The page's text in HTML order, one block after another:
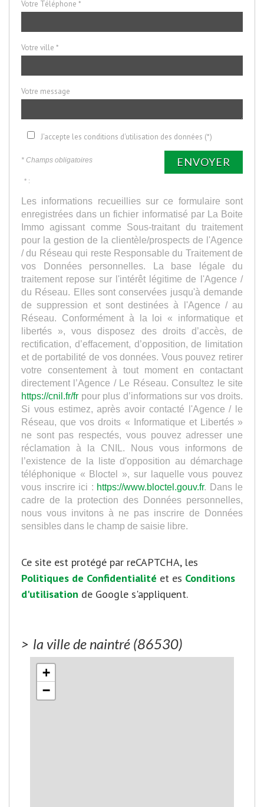
Votre Téléphone *
Votre ville *
Votre message
J'accepte les conditions d'utilisation des données (*)
* Champs obligatoires ENVOYER
* :
Les informations recueillies sur ce formulaire sont
enregistrées dans un fichier informatisé par La Boite
Immo agissant comme Sous-traitant du traitement
pour la gestion de la clientèle/prospects de l'Agence
/ du Réseau qui reste Responsable du Traitement de
vos Données personnelles. La base légale du
traitement repose sur l'intérêt légitime de l'Agence /
du Réseau. Elles sont conservées jusqu'à demande
de suppression et sont destinées à l'Agence / au
Réseau. Conformément à la loi « informatique et
libertés », vous disposez des droits d’accès, de
rectification, d’effacement, d’opposition, de limitation
et de portabilité de vos données. Vous pouvez retirer
votre consentement à tout moment en contactant
directement l’Agence / Le Réseau. Consultez le site
https://cnil.fr/fr pour plus d’informations sur vos droits.
Si vous estimez, après avoir contacté l'Agence / le
Réseau, que vos droits « Informatique et Libertés »
ne sont pas respectés, vous pouvez adresser une
réclamation à la CNIL. Nous vous informons de
l’existence de la liste d'opposition au démarchage
téléphonique « Bloctel », sur laquelle vous pouvez
vous inscrire ici : https://www.bloctel.gouv.fr. Dans le
cadre de la protection des Données personnelles,
nous vous invitons à ne pas inscrire de Données
sensibles dans le champ de saisie libre.
Ce site est protégé par reCAPTCHA, les
Politiques de Confidentialité et es Conditions
d'utilisation de Google s'appliquent.
> la ville de naintré (86530)
+
−